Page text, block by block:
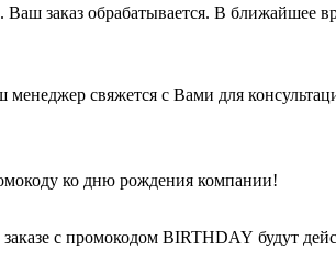
заказ обрабатывается. В ближайшее
менеджер свяжется с Вами для
ко дню рождения компании!
с промокодом BIRTHDAY будут